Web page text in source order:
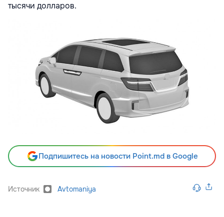
тысячи долларов.
Подпишитесь на новости Point.md в Google
Источник Avtomaniya